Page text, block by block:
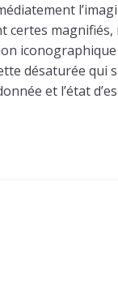
certes
désaturée qui
et l’état